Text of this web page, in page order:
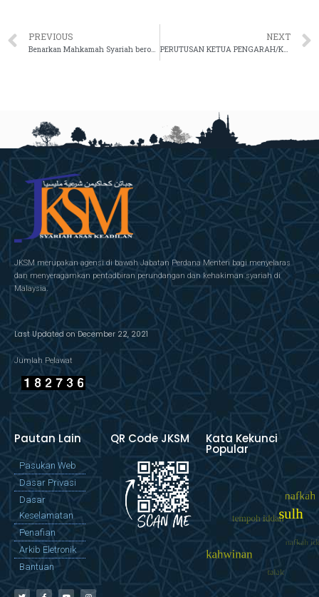
PREVIOUS
Benarkan Mahkamah Syariah beroperasi ikut SOP tertentu
NEXT
PERUTUSAN KETUA PENGARAH/KETUA HAKIM SYARIE SEMPENA RAMADAN
JKSM merupakan agensi di bawah Jabatan Perdana Menteri bagi menyelaras
dan menyeragamkan pentadbiran perundangan dan kehakiman syariah di
Malaysia.
Last Updated on December 22, 2021
Jumlah Pelawat
Pautan Lain
Pasukan Web
Dasar Privasi
Dasar
Keselamatan
Penafian
Arkib Eletronik
Bantuan
QR Code JKSM Kata Kekunci
Popular